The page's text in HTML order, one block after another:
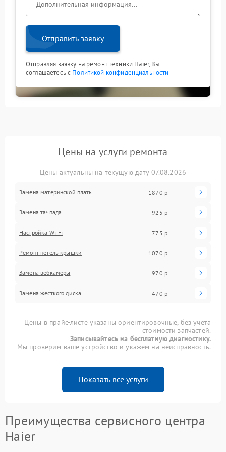
Отправить заявку
Отправляя заявку на ремонт техники Haier, Вы
соглашаетесь с Политикой конфиденциальности
Цены на услуги ремонта
Цены актуальны на текущую дату 07.08.2026
Замена материнской платы 1870 р
Замена тачпада 925 р
Настройка Wi-Fi 775 р
Ремонт петель крышки 1070 р
Замена вебкамеры 970 р
Замена жесткого диска 470 р
Цены в прайс-листе указаны ориентировочные, без учета
стоимости запчастей.
Записывайтесь на бесплатную диагностику.
Мы проверим ваше устройство и укажем на неисправность.
Показать все услуги
Преимущества сервисного центра
Haier